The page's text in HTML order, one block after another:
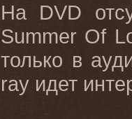
На DVD
Summer Of
только в
ray идет